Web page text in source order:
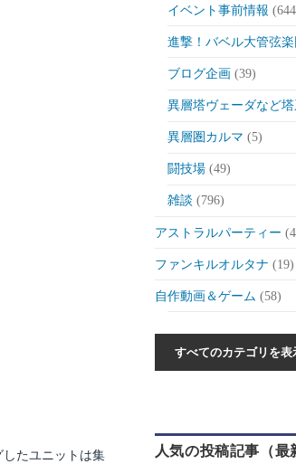
たユニットは集
イベント事前情報
進撃！バベル大管弦楽
ブログ企画 (39)
異層塔ヴェーダなど塔
異層圏カルマ (5)
闘技場(49)
雑談 (796)
アストラルパーティー
ファンキルオルタナ (19)
自作動画＆ゲーム (58)
自作ゲーム紹介 (6)
ゲーム(175)
人気の投稿記事（最